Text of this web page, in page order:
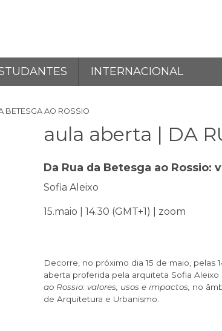
INTERNACIONAL
AO ROSSIO
aula aberta | DA
Da Rua da Betesga ao Rossio:
Sofia Aleixo
15.maio | 14.30 (GMT+1) | zoom
Decorre, no próximo dia 15 de maio, pelas
aberta proferida pela arquiteta Sofia
ao Rossio: valores, usos e impactos, no
de Arquitetura e Urbanismo.